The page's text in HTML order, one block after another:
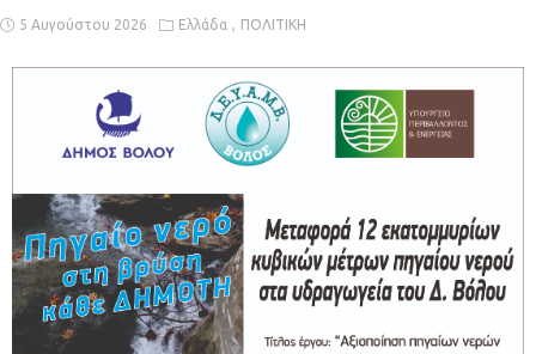
5 Αυγούστου 2026 Ελλάδα ΠΟΛΙΤΙΚΗ